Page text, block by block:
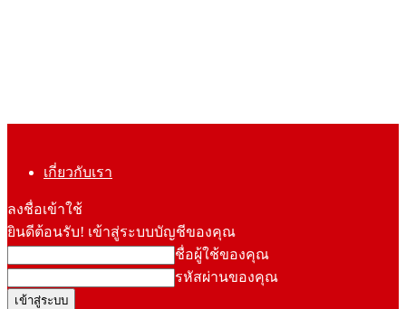
เกี่ยวกับเรา
ลงชื่อเข้าใช้
ยินดีต้อนรับ! เข้าสู่ระบบบัญชีของคุณ
ชื่อผู้ใช้ของคุณ
รหัสผ่านของคุณ